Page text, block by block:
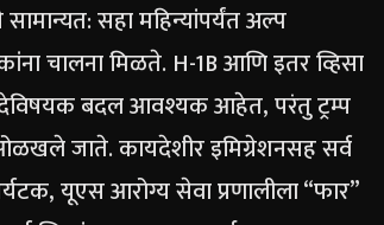
सहा महिन्यांपर्यंत अल्प
चालना मिळते. H-1B आणि इतर व्हिसा
बदल आवश्यक आहेत, परंतु ट्रम्प
ओळखले जाते.कायदेशीर इमिग्रेशनसह सर्व
यूएस आरोग्य सेवा प्रणालीला “फार”